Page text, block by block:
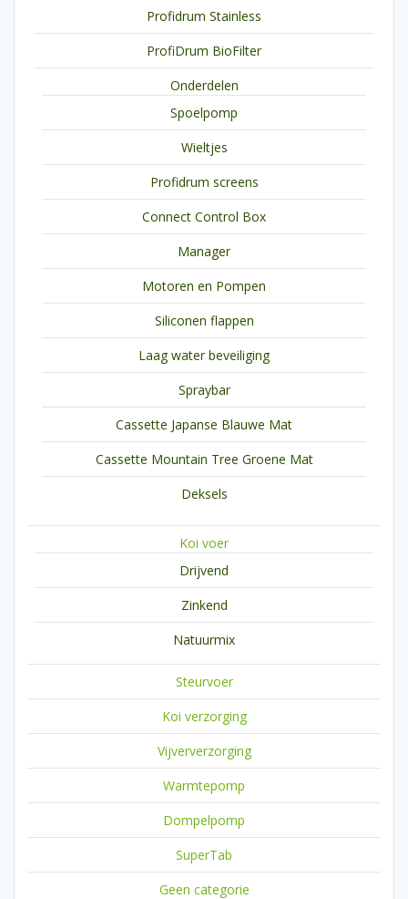
Profidrum Stainless
ProfiDrum BioFilter
Onderdelen
Spoelpomp
Wieltjes
Profidrum screens
Connect Control Box
Manager
Motoren en Pompen
Siliconen flappen
Laag water beveiliging
Spraybar
Cassette Japanse Blauwe Mat
Cassette Mountain Tree Groene Mat
Deksels
Koi voer
Drijvend
Zinkend
Natuurmix
Steurvoer
Koi verzorging
Vijververzorging
Warmtepomp
Dompelpomp
SuperTab
Geen categorie